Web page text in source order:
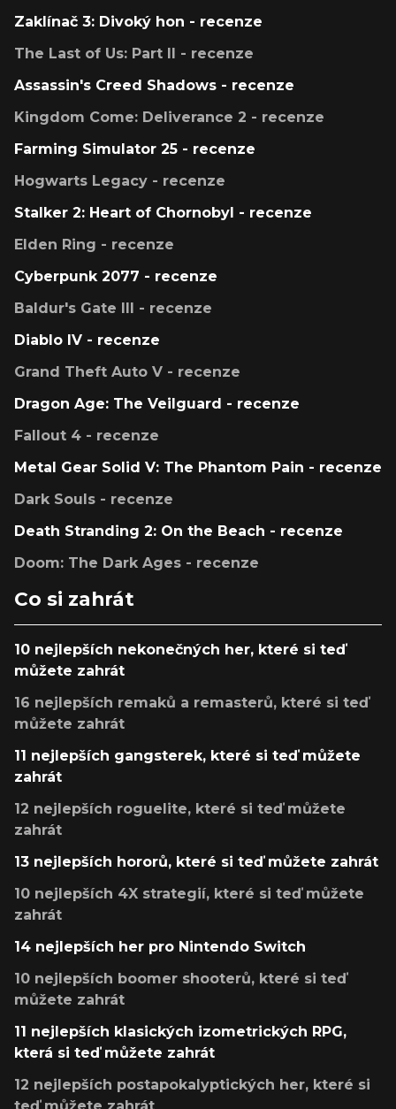
Zaklínač 3: Divoký hon - recenze
The Last of Us: Part II - recenze
Assassin's Creed Shadows - recenze
Kingdom Come: Deliverance 2 - recenze
Farming Simulator 25 - recenze
Hogwarts Legacy - recenze
Stalker 2: Heart of Chornobyl - recenze
Elden Ring - recenze
Cyberpunk 2077 - recenze
Baldur's Gate III - recenze
Diablo IV - recenze
Grand Theft Auto V - recenze
Dragon Age: The Veilguard - recenze
Fallout 4 - recenze
Metal Gear Solid V: The Phantom Pain - recenze
Dark Souls - recenze
Death Stranding 2: On the Beach - recenze
Doom: The Dark Ages - recenze
Co si zahrát
10 nejlepších nekonečných her, které si teď
můžete zahrát
16 nejlepších remaků a remasterů, které si teď
můžete zahrát
11 nejlepších gangsterek, které si teď můžete
zahrát
12 nejlepších roguelite, které si teď můžete
zahrát
13 nejlepších hororů, které si teď můžete zahrát
10 nejlepších 4X strategií, které si teď můžete
zahrát
14 nejlepších her pro Nintendo Switch
10 nejlepších boomer shooterů, které si teď
můžete zahrát
11 nejlepších klasických izometrických RPG,
která si teď můžete zahrát
12 nejlepších postapokalyptických her, které si